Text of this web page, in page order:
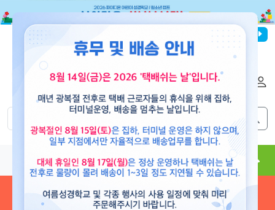
파이디온선교회
도서 뮤직 용품 현수막 콘텐츠